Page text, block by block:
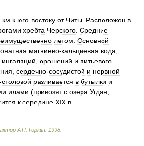
км к юго-востоку от Читы Расположен в
хребта Черского Средние
летом Основной
магниево-кальциевая вода
ингаляций орошений и питьевого
сердечно-сосудистой и нервной
-столовой разливается в бутылки и
илами (привозят с озера Угдан
к середине XIX в
А П Горкин 1998